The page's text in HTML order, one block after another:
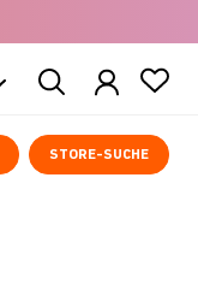
Search
Products
STORE-SUCHE